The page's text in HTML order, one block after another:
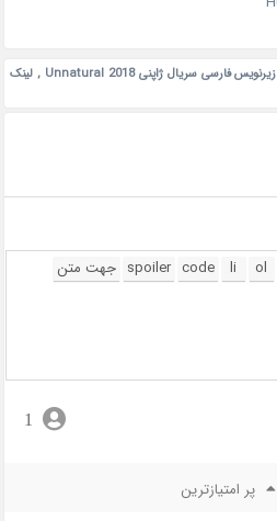
زیرنویس فارسی سریال ژاپنی Unnatural 2018 , لینک
1
پر امتیازترین